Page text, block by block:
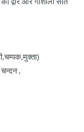
चन्दन ,